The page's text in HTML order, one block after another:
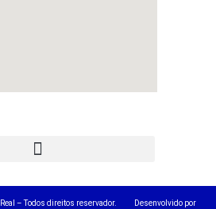
Real – Todos direitos reservador. Desenvolvido por